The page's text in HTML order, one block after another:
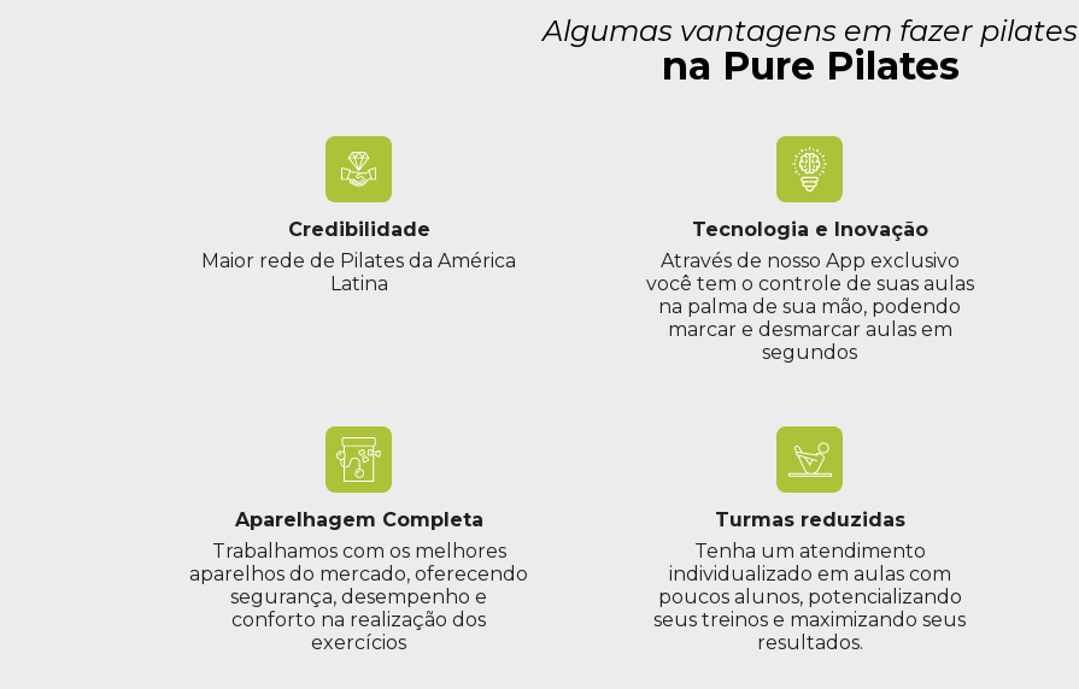
Algumas vantagens em fazer pilates
na Pure Pilates
Credibilidade
Maior rede de Pilates da América
Latina
Tecnologia e Inovação
Através de nosso App exclusivo
você tem o controle de suas aulas
na palma de sua mão, podendo
marcar e desmarcar aulas em
segundos
Aparelhagem Completa
Trabalhamos com os melhores
aparelhos do mercado, oferecendo
segurança, desempenho e
conforto na realização dos
exercícios
Turmas reduzidas
Tenha um atendimento
individualizado em aulas com
poucos alunos, potencializando
seus treinos e maximizando seus
resultados.